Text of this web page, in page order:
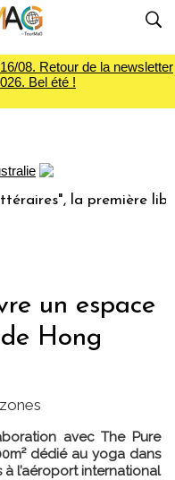
08. Retour de la newsletter
Bel été !
la première librairie
un espace
Hong
avec The Pure
dédié au yoga dans
à l’aéroport international